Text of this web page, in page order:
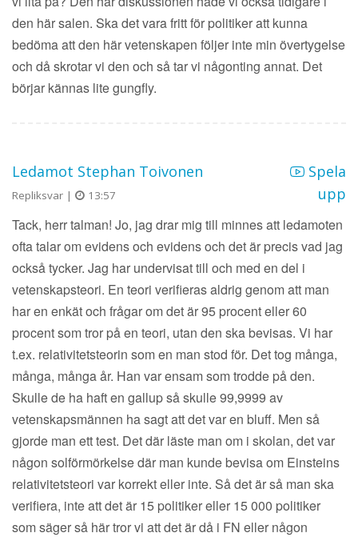
den här salen. Ska det vara fritt för politiker att kunna
bedöma att den här vetenskapen följer inte min övertygelse
och då skrotar vi den och så tar vi någonting annat. Det
börjar kännas lite gungfly.
Ledamot Stephan Toivonen
Repliksvar | 13:57
Spela
upp
Tack, herr talman! Jo, jag drar mig till minnes att ledamoten
ofta talar om evidens och evidens och det är precis vad jag
också tycker. Jag har undervisat till och med en del i
vetenskapsteori. En teori verifieras aldrig genom att man
har en enkät och frågar om det är 95 procent eller 60
procent som tror på en teori, utan den ska bevisas. Vi har
t.ex. relativitetsteorin som en man stod för. Det tog många,
många, många år. Han var ensam som trodde på den.
Skulle de ha haft en gallup så skulle 99,9999 av
vetenskapsmännen ha sagt att det var en bluff. Men så
gjorde man ett test. Det där läste man om i skolan, det var
någon solförmörkelse där man kunde bevisa om Einsteins
relativitetsteori var korrekt eller inte. Så det är så man ska
verifiera, inte att det är 15 politiker eller 15 000 politiker
som säger så här tror vi att det är då i FN eller någon